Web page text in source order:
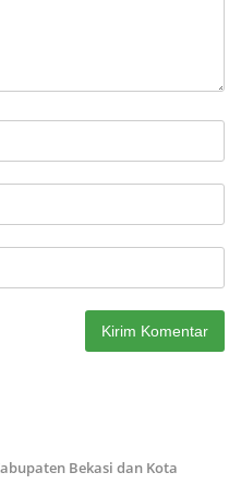
Bekasi dan Kota